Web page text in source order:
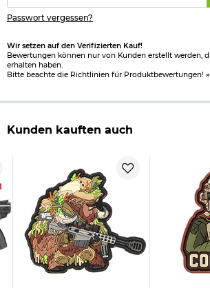
Passwort vergessen?
Wir setzen auf den Verifizierten Kauf!
Bewertungen können nur von Kunden erstellt werden,
erhalten haben.
Bitte beachte die Richtlinien für Produktbewertungen!
Kunden kauften auch